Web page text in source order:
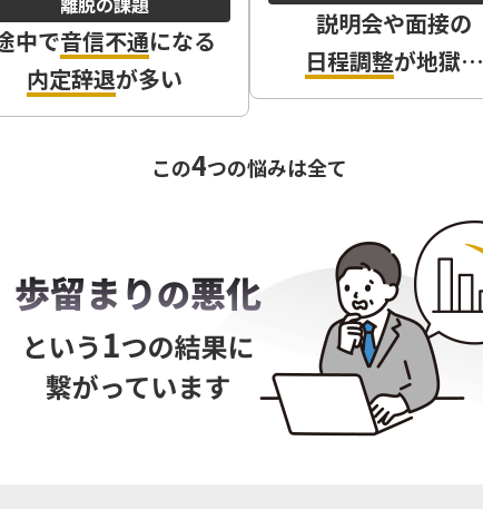
中で音信不通になる
内定辞退が多い
説明会や面接の
日程調整が地獄…
この4つの悩みは全て